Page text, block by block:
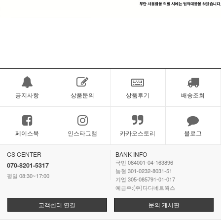
공지사항 상품문의 상품후기 배송조회
페이스북 인스타그램 카카오스토리 블로그
CS CENTER
070-8201-5317
평일 08:30~17:00
고객센터 연결
BANK INFO
국민 084001-04-163896
농협 301-0232-8031-51
기업 305-085791-01-017
예금주:(주)다다네트웍스
문의 게시판